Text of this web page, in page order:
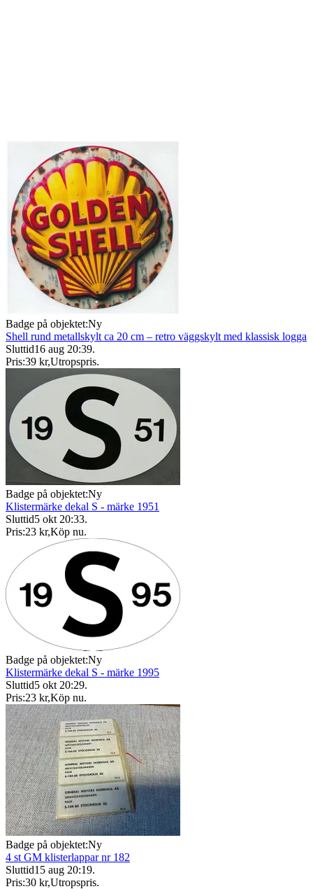
Badge på objektet:Ny
Shell rund metallskylt ca 20 cm – retro väggskylt med klassisk logga
Sluttid16 aug 20:39.
Pris:39 kr,Utropspris.
Badge på objektet:Ny
Klistermärke dekal S - märke 1951
Sluttid5 okt 20:33.
Pris:23 kr,Köp nu.
Badge på objektet:Ny
Klistermärke dekal S - märke 1995
Sluttid5 okt 20:29.
Pris:23 kr,Köp nu.
Badge på objektet:Ny
4 st GM klisterlappar nr 182
Sluttid15 aug 20:19.
Pris:30 kr,Utropspris.